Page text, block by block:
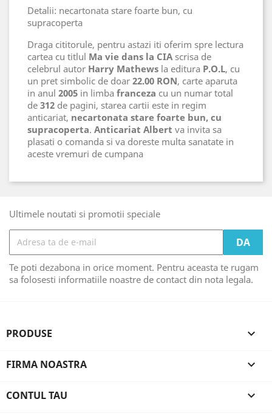
Detalii: necartonata stare foarte bun, cu
supracoperta
Draga cititorule, pentru astazi iti oferim spre lectura
cartea cu titlul Ma vie dans la CIA scrisa de
celebrul autor Harry Mathews la editura P.O.L, cu
un pret simbolic de doar 22.00 RON, carte aparuta
in anul 2005 in limba franceza cu un numar total
de 312 de pagini, starea cartii este in regim
anticariat, necartonata stare foarte bun, cu
supracoperta. Anticariat Albert va invita sa
plasati o comanda si va doreste multa sanatate in
aceste vremuri de cumpana
Ultimele noutati si promotii speciale
Te poti dezabona in orice moment. Pentru aceasta te rugam
sa folosesti informatiile noastre de contact din nota legala.
PRODUSE 
FIRMA NOASTRA 
CONTUL TAU 